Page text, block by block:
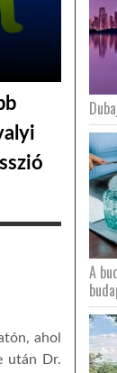
ahol
után Dr.
A